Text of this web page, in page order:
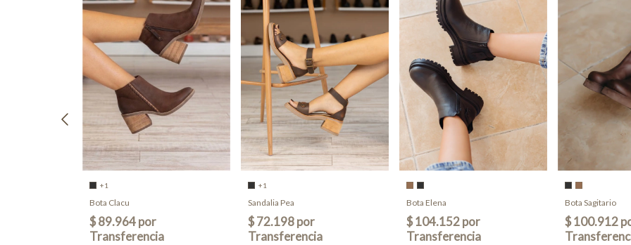
+1
Bota Clacu
+1
Sandalia Pea Bota Elena Bota Sagitario